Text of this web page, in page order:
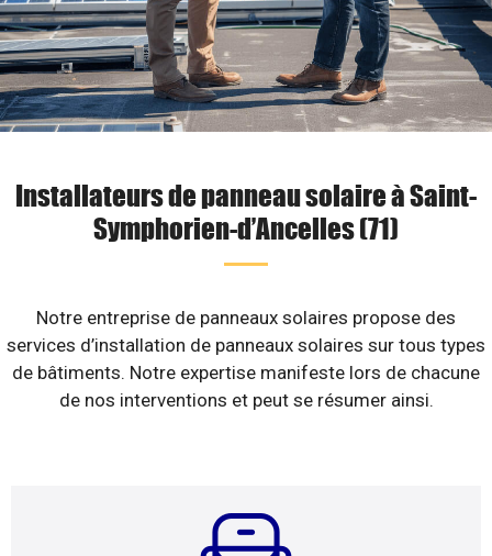
Installateurs de panneau solaire à Saint-
Symphorien-d’Ancelles (71)
Notre entreprise de panneaux solaires propose des
services d’installation de panneaux solaires sur tous types
de bâtiments. Notre expertise manifeste lors de chacune
de nos interventions et peut se résumer ainsi.